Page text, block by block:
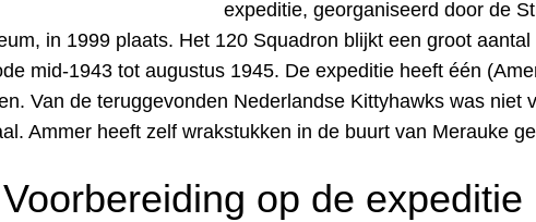
expeditie, georganiseerd door de
in 1999 plaats. Het 120 Squadron blijkt een groot
mid-1943 tot augustus 1945. De expeditie heeft één
Van de teruggevonden Nederlandse Kittyhawks was
Ammer heeft zelf wrakstukken in de buurt van Merauke
op de expeditie